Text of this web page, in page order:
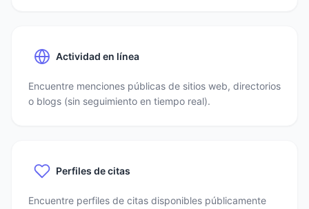
Actividad en línea
Encuentre menciones públicas de sitios web, directorios
o blogs (sin seguimiento en tiempo real).
Perfiles de citas
Encuentre perfiles de citas disponibles públicamente